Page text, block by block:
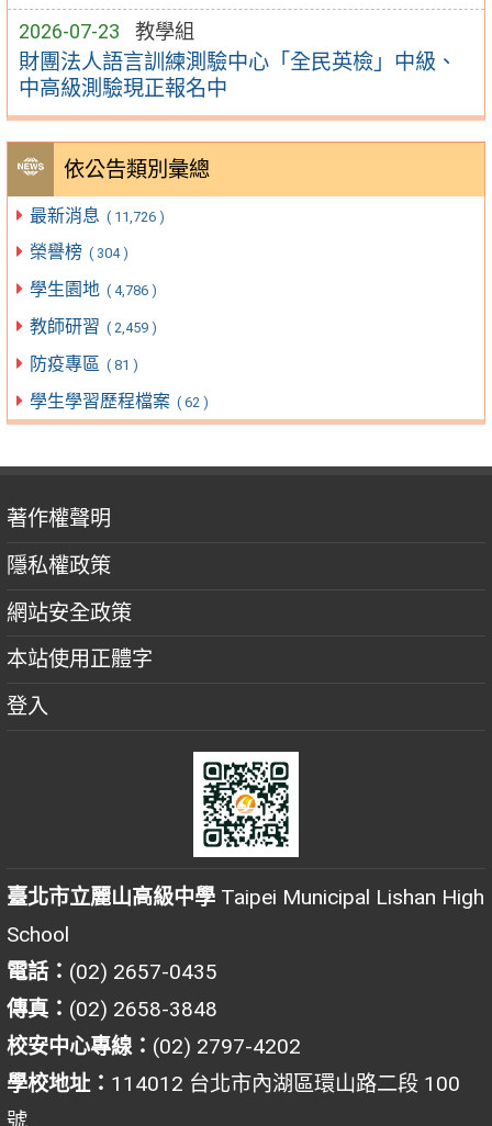
2026-07-23 教學組
財團法人語言訓練測驗中心「全民英檢」中級、
中高級測驗現正報名中
依公告類別彙總
最新消息 ( 11,726 )
榮譽榜 ( 304 )
學生園地 ( 4,786 )
教師研習 ( 2,459 )
防疫專區 ( 81 )
學生學習歷程檔案 ( 62 )
著作權聲明
隱私權政策
網站安全政策
本站使用正體字
登入
臺北市立麗山高級中學 Taipei Municipal Lishan High
School
電話： (02) 2657-0435
傳真： (02) 2658-3848
校安中心專線： (02) 2797-4202
學校地址： 114012 台北市內湖區環山路二段 100